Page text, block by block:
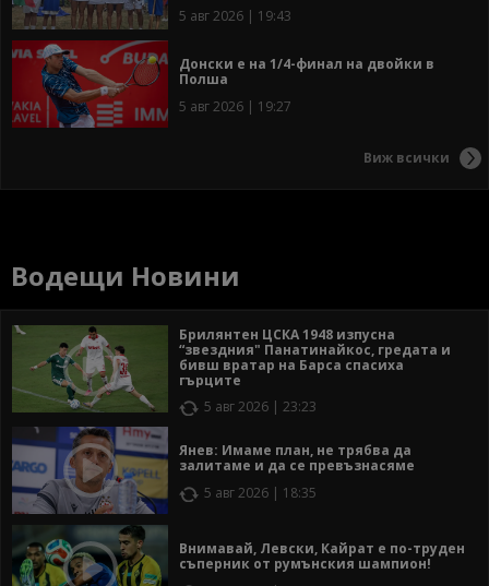
5 авг 2026 | 19:43
Донски е на 1/4-финал на двойки в
Полша
5 авг 2026 | 19:27
Виж всички
Водещи Новини
Брилянтен ЦСКА 1948 изпусна
“звездния" Панатинайкос, гредата и
бивш вратар на Барса спасиха
гърците
5 авг 2026 | 23:23
Янев: Имаме план, не трябва да
залитаме и да се превъзнасяме
5 авг 2026 | 18:35
Внимавай, Левски, Кайрат е по-труден
съперник от румънския шампион!